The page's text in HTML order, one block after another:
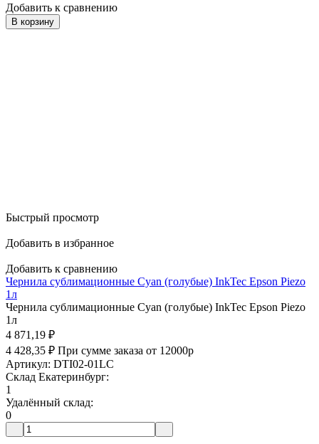
Добавить к сравнению
В корзину
Быстрый просмотр
Добавить в избранное
Добавить к сравнению
Чернила сублимационные Cyan (голубые) InkTec Epson Piezo
1л
Чернила сублимационные Cyan (голубые) InkTec Epson Piezo
1л
4 871,19 ₽
4 428,35 ₽ При сумме заказа от 12000р
Артикул: DTI02-01LC
Склад Екатеринбург:
1
Удалённый склад:
0